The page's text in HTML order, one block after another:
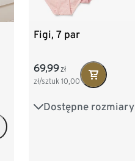
Figi, 7 par
69,99zł
zł/sztuk10,00
Dostępne rozmiary
86/92 98/104